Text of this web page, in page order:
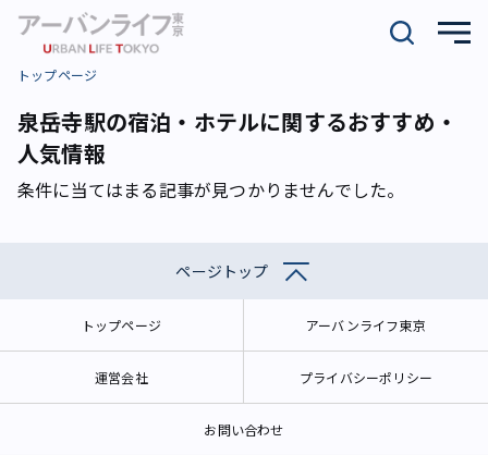
トップページ
泉岳寺駅の宿泊・ホテルに関するおすすめ・
人気情報
条件に当てはまる記事が見つかりませんでした。
ページトップ
トップページ アーバンライフ東京
運営会社 プライバシーポリシー
お問い合わせ